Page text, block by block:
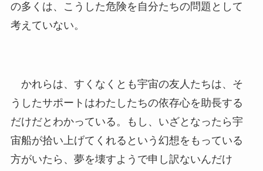
の多くは、こうした危険を自分たちの問題として
考えていない。
かれらは、すくなくとも宇宙の友人たちは、そ
うしたサポートはわたしたちの依存心を助長する
だけだとわかっている。もし、いざとなったら宇
宙船が拾い上げてくれるという幻想をもっている
方がいたら、夢を壊すようで申し訳ないんだけ